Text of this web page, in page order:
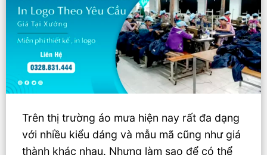
Trên thị trường áo mưa hiện nay rất đa dạng
với nhiều kiểu dáng và mẫu mã cũng như giá
thành khác nhau. Nhưng làm sao để có thể